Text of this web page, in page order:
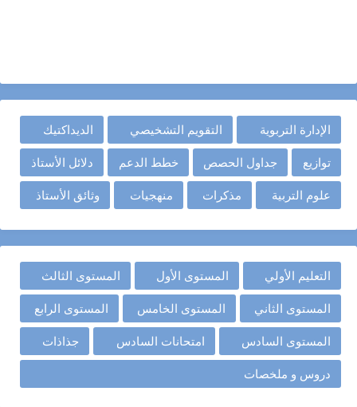
الإدارة التربوية التقويم التشخيصي الديداكتيك
توازيع جداول الحصص خطط الدعم دلائل الأستاذ
علوم التربية مذكرات منهجيات وثائق الأستاذ
التعليم الأولي المستوى الأول المستوى الثالث
المستوى الثاني المستوى الخامس المستوى الرابع
المستوى السادس امتحانات السادس جذاذات
دروس و ملخصات